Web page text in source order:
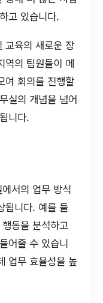
고 있습니다.
교육의 새로운 장
역의 팀원들이 메
여 회의를 진행할
실의 개념을 넘어
니다.
서의 업무 방식
됩니다. 예를 들
동을 분석하고
어줄 수 있습니
업무 효율성을 높